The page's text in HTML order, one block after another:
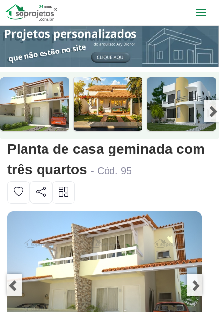
Planta de casa geminada com
três quartos - Cód. 95